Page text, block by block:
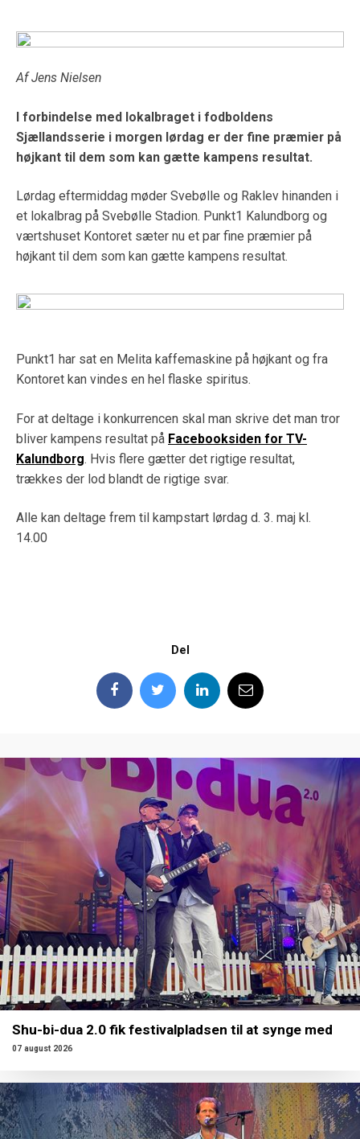
Af Jens Nielsen
I forbindelse med lokalbraget i fodboldens
Sjællandsserie i morgen lørdag er der fine præmier på
højkant til dem som kan gætte kampens resultat.
Lørdag eftermiddag møder Svebølle og Raklev hinanden i
et lokalbrag på Svebølle Stadion. Punkt1 Kalundborg og
værtshuset Kontoret sæter nu et par fine præmier på
højkant til dem som kan gætte kampens resultat.
Punkt1 har sat en Melita kaffemaskine på højkant og fra
Kontoret kan vindes en hel flaske spiritus.
For at deltage i konkurrencen skal man skrive det man tror
bliver kampens resultat på Facebooksiden for TV-
Kalundborg. Hvis flere gætter det rigtige resultat,
trækkes der lod blandt de rigtige svar.
Alle kan deltage frem til kampstart lørdag d. 3. maj kl.
14.00
Del
Shu-bi-dua 2.0 fik festivalpladsen til at synge med
07 august 2026